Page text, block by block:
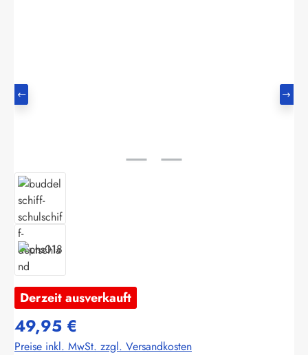
Derzeit ausverkauft
49,95 €
Preise inkl. MwSt. zzgl. Versandkosten